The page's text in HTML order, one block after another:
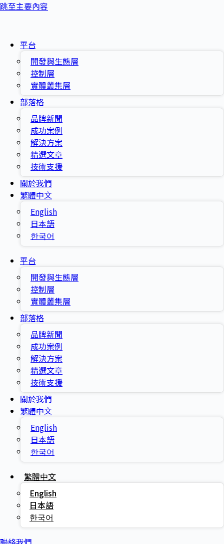
跳至主要內容
平台
開發與生態層
控制層
實體叢集層
部落格
品牌新聞
成功案例
解決方案
精選文章
技術支援
關於我們
繁體中文
English
日本語
한국어
平台
開發與生態層
控制層
實體叢集層
部落格
品牌新聞
成功案例
解決方案
精選文章
技術支援
關於我們
繁體中文
English
日本語
한국어
繁體中文
English
日本語
한국어